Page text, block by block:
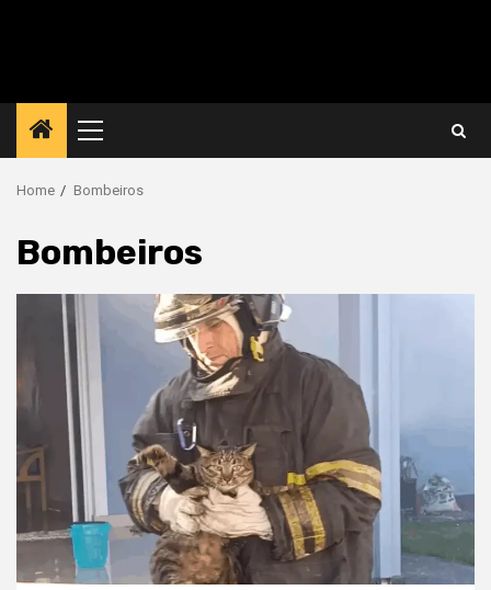
Primary
Menu
Home Bombeiros
Bombeiros